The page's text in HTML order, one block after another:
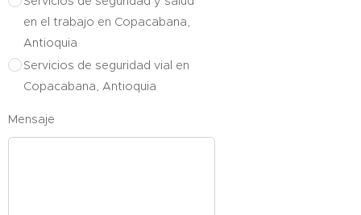
en el trabajo en Copacabana,
Antioquia
Servicios de seguridad vial en
Copacabana, Antioquia
Mensaje